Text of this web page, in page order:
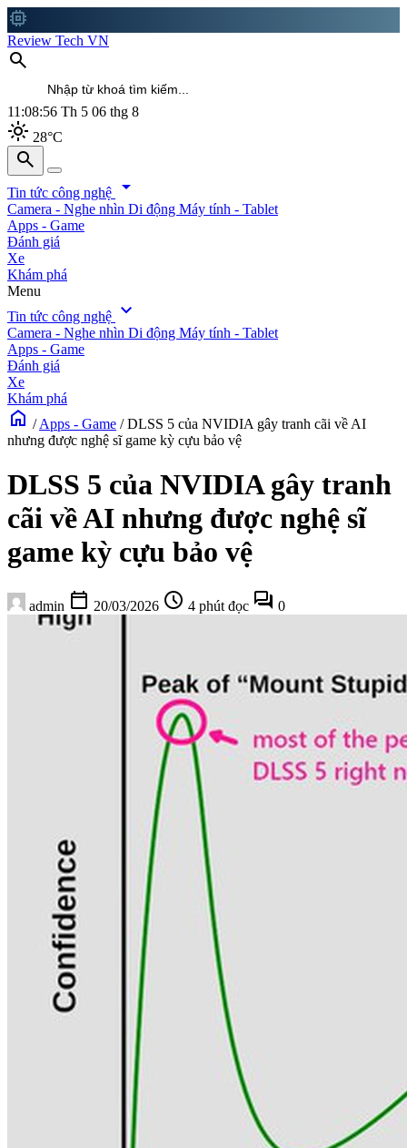
memory
Review Tech VN
search
11:08:57 Th 5 06 thg 8
light_mode 28°C
search
search
Tin tức công nghệ arrow_drop_down
Camera - Nghe nhìn Di động Máy tính - Tablet
Apps - Game
Đánh giá
Xe
Khám phá
Menu
Tin tức công nghệ expand_more
Camera - Nghe nhìn Di động Máy tính - Tablet
Apps - Game
Đánh giá
Xe
Khám phá
home / Apps - Game / DLSS 5 của NVIDIA gây tranh cãi về AI
nhưng được nghệ sĩ game kỳ cựu bảo vệ
DLSS 5 của NVIDIA gây tranh
cãi về AI nhưng được nghệ sĩ
game kỳ cựu bảo vệ
admin calendar_today 20/03/2026 schedule 4 phút đọc forum 0